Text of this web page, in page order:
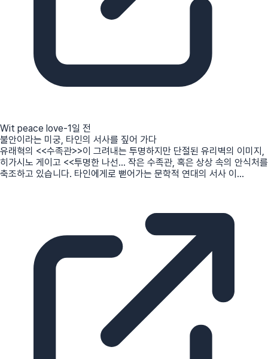
Wit peace love-1일 전
불안이라는 미궁, 타인의 서사를 짚어 가다
유래혁의 <<수족관>>이 그려내는 투명하지만 단절된 유리벽의 이미지,
히가시노 게이고 <<투명한 나선... 작은 수족관, 혹은 상상 속의 안식처를
축조하고 있습니다. 타인에게로 뻗어가는 문학적 연대의 서사 이...